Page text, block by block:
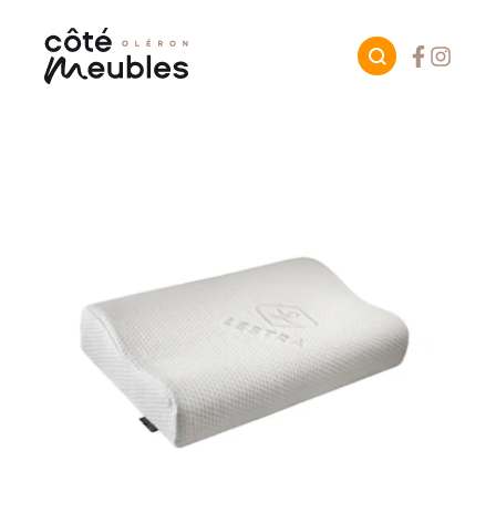
Facebook